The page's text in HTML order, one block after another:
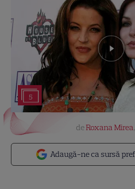
5
Adaugă-ne ca sursă
deRoxana Mirea,